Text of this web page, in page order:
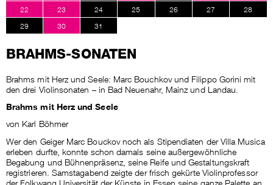
22
23 24 25 26 27
28
29
30 31
BRAHMS-SONATEN
Brahms mit Herz und Seele: Marc Bouchkov und Filippo Gorini mit
den drei Violinsonaten – in Bad Neuenahr, Mainz und Landau.
Brahms mit Herz und Seele
von Karl Böhmer
Wer den Geiger Marc Bouckov noch als Stipendiaten der Villa Musica
erleben durfte, konnte schon damals seine außergewöhnliche
Begabung und Bühnenpräsenz, seine Reife und Gestaltungskraft
registrieren. Samstagabend zeigte der frisch gekürte Violinprofessor
der Folkwang Universität der Künste in Essen seine ganze Palette an